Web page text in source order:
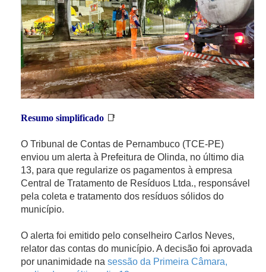
Resumo simplificado 📑
O Tribunal de Contas de Pernambuco (TCE-PE)
enviou um alerta à Prefeitura de Olinda, no último dia
13, para que regularize os pagamentos à empresa
Central de Tratamento de Resíduos Ltda., responsável
pela coleta e tratamento dos resíduos sólidos do
município.
O alerta foi emitido pelo conselheiro Carlos Neves,
relator das contas do município. A decisão foi aprovada
por unanimidade na sessão da Primeira Câmara,